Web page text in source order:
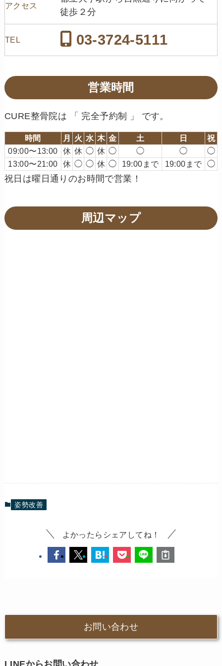
アクセス
徒歩２分
TEL 03-3724-5111
営業時間
CURE整骨院は 「 完全予約制 」 です。
時間 月 火 水 木 金 土 日
祝
09:00〜13:00
休 休 ◯ 休 ◯ ◯ ◯
◯
13:00〜21:00
休 ◯ ◯ 休 ◯ 19:00まで 19:00まで ◯
祝日は曜日通りのお時間で営業！
周辺マップ
姿勢改善
よかったらシェアしてね！
お問い合わせ